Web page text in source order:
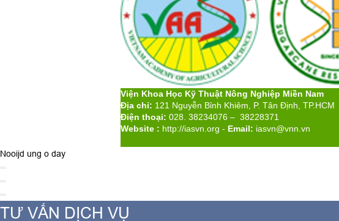
Viện Khoa Học Kỹ Thuật Nông Nghiệp Miền Nam
Địa chỉ: 121 Nguyễn Bỉnh Khiêm, P. Tân Định, TP.HCM
Điện thoại: 028. 38234076 – 38228371
Website : http://iasvn.org - Email: iasvn@vnn.vn
Nooijd ung o day
TƯ VẤN DỊCH VỤ